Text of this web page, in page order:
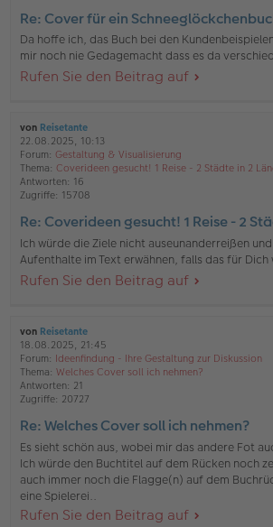
Re: Cover für ein
Da hoffe ich, das Buch bei den
mir noch nie Gedagemacht dass es da
Rufen Sie den Beitrag auf
von Reisetante
22.08.2025, 10:13
Forum: Gestaltung & Visualisierung
Thema: Coverideen gesucht! 1 Reise - 2 Städte in 2
Antworten: 16
Zugriffe: 15708
Re: Coverideen gesucht! 1 Reise - 2
Ich würde die Ziele nicht auseunanderreißen
Aufenthalte im Text erwähnen, falls das für
Rufen Sie den Beitrag auf
von Reisetante
18.08.2025, 21:45
Forum: Ideenfindung - Ihre Gestaltung zur Diskussion
Thema: Welches Cover soll ich nehmen?
Antworten: 21
Zugriffe: 20727
Re: Welches Cover soll ich nehmen?
Es sieht schön aus, wobei mir das andere Fot
Ich würde den Buchtitel auf dem Rücken noch
auch immer noch die Flagge(n) auf dem
eine Spielerei..
Rufen Sie den Beitrag auf